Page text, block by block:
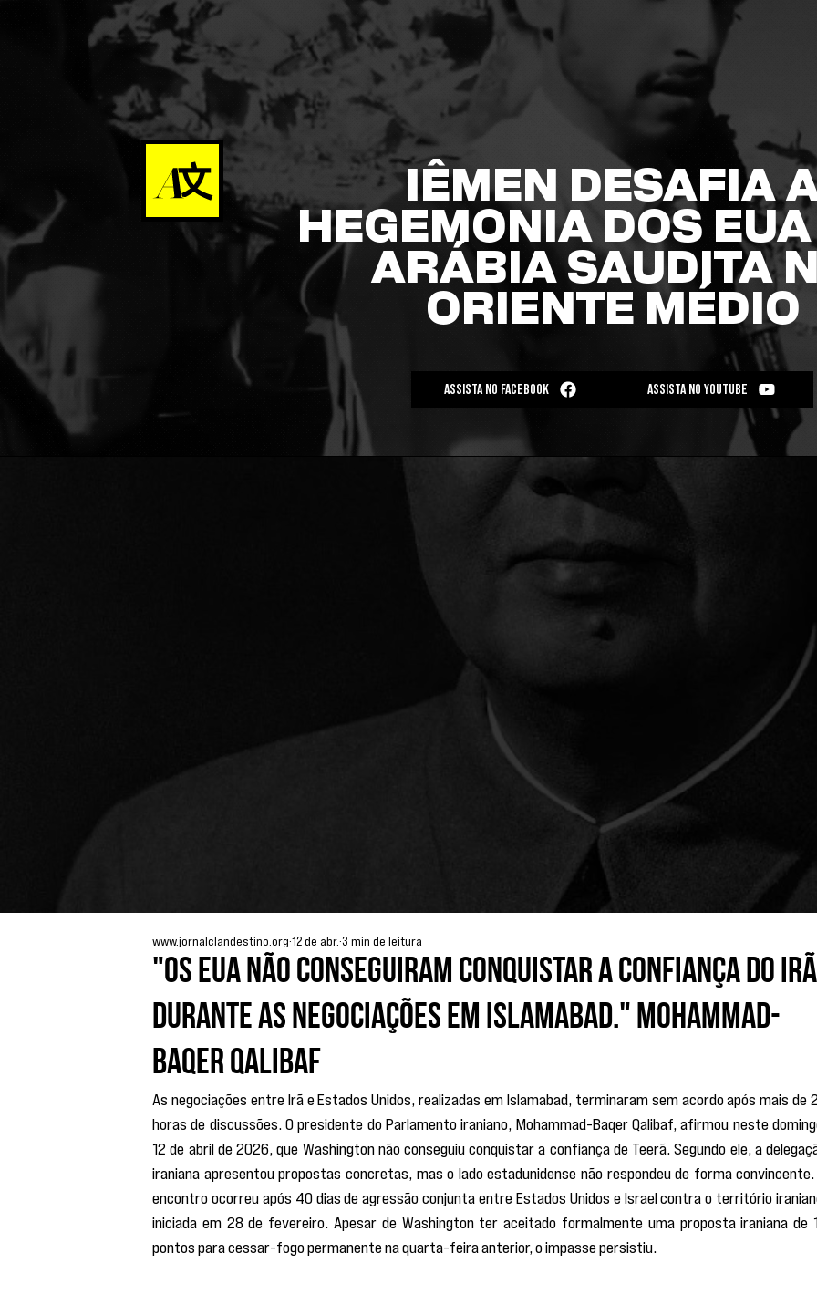
IÊMEN DESAFIA
HEGEMONIA DOS
ARÁBIA SAUDITA
ORIENTE MÉDIO
ASSISTA NO YOUTUBE
ASSISTA NO FACEBOOK
"Os EUA não conseguiram conquistar a confiança do Irã
durante as negociações em Islamabad." Mohammad-
Baqer Qalibaf
www.jornalclandestino.org12 de abr.3 min de leitura
As negociações entre Irã e Estados Unidos, realizadas em Islamabad, terminaram sem acordo após mais de
horas de discussões. O presidente do Parlamento iraniano, Mohammad-Baqer Qalibaf, afirmou neste
12 de abril de 2026, que Washington não conseguiu conquistar a confiança de Teerã. Segundo ele, a
iraniana apresentou propostas concretas, mas o lado estadunidense não respondeu de forma convincente.
encontro ocorreu após 40 dias de agressão conjunta entre Estados Unidos e Israel contra o território
iniciada em 28 de fevereiro. Apesar de Washington ter aceitado formalmente uma proposta iraniana de
pontos para cessar-fogo permanente na quarta-feira anterior, o impasse persistiu.